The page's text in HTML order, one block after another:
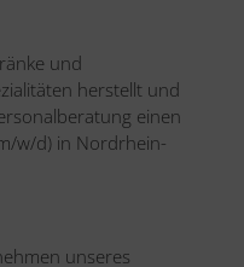
und
herstellt und
einen
w/d) in Nordrhein-
unseres